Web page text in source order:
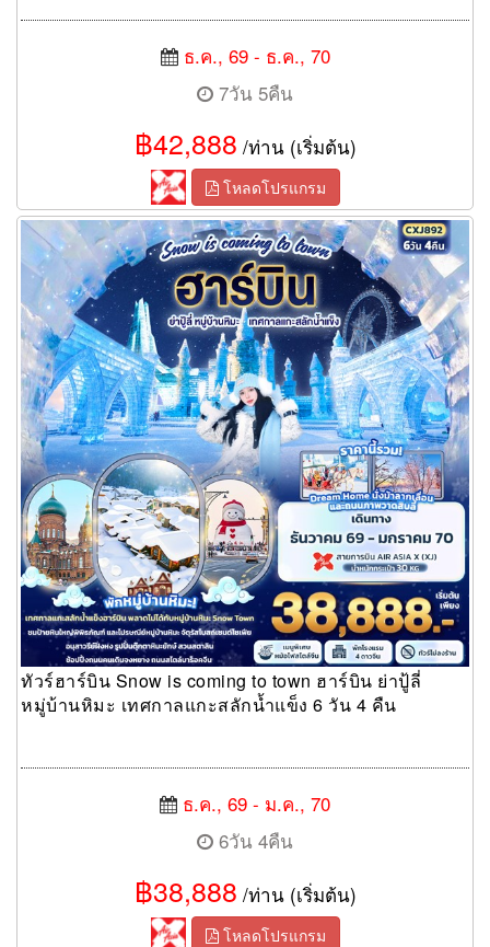
ธ.ค., 69 - ธ.ค., 70
7วัน 5คืน
฿42,888 /ท่าน (เริ่มต้น)
โหลดโปรแกรม
ทัวร์ฮาร์บิน Snow is coming to town ฮาร์บิน ย่าปู้ลี่ หมู่บ้านหิมะ
เทศกาลแกะสลักน้ำแข็ง 6 วัน 4 คืน
ทัวร์ฮาร์บิน Snow is coming to town ฮาร์บิน ย่าปู้ลี่
หมู่บ้านหิมะ เทศกาลแกะสลักน้ำแข็ง 6 วัน 4 คืน
ธ.ค., 69 - ม.ค., 70
6วัน 4คืน
฿38,888 /ท่าน (เริ่มต้น)
โหลดโปรแกรม